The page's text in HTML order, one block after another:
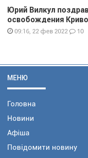
Юрий Вилкул
освобождения
09:16, 22 фев 2022 10
МЕНЮ
Головна
Новини
Афіша
Повідомити новину